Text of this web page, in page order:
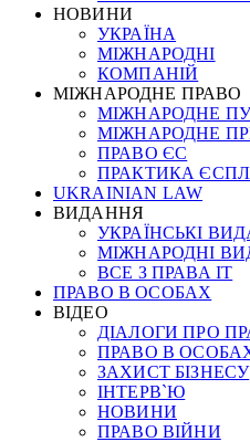
НОВИНИ
УКРАЇНА
МІЖНАРОДНІ
КОМПАНІЙ
МІЖНАРОДНЕ ПРАВО
МІЖНАРОДНЕ
МІЖНАРОДНЕ
ПРАВО ЄС
ПРАКТИКА ЄСПЛ
UKRAINIAN LAW
ВИДАННЯ
УКРАЇНСЬКІ
МІЖНАРОДНІ
ВСЕ З ПРАВА ІТ
ПРАВО В ОСОБАХ
ВІДЕО
ДІАЛОГИ ПРО
ПРАВО В
ЗАХИСТ БІЗНЕСУ
ІНТЕРВ`Ю
НОВИНИ
ПРАВО ВІЙНИ